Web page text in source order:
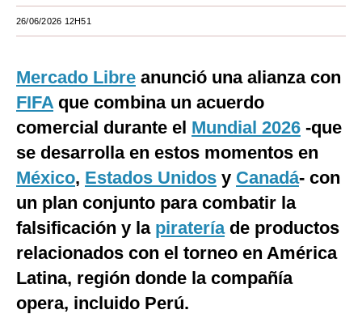
España
Internacional
Club del Suscriptor
Mix
G de Gestión
Notas Contratadas
Podcast
26/06/2026 12H51
Mercado Libre anunció una alianza con
FIFAque combina un acuerdo
comercial durante el Mundial 2026 -que
se desarrolla en estos momentos en
México, Estados Unidos y Canadá- con
un plan conjunto para combatir la
falsificación y la pirateríade productos
relacionados con el torneo en América
Latina, región donde la compañía
opera, incluido Perú.